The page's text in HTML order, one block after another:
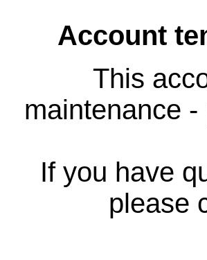
Account
This
maintenance
If you have
please